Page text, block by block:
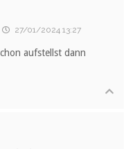
27/01/2024 13:27
aufstellst dann